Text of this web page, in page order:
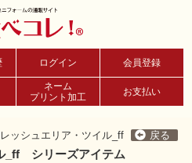
ログイン 会員登録
ネーム
プリント加工
お支払い
ッシュエリア・ツイル_ff 戻る
_ff シリーズアイテム